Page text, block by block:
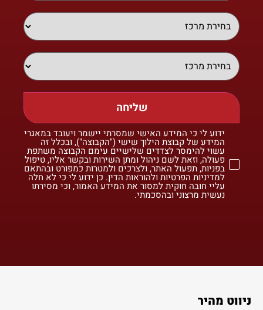
שליחה
ידוע לי כי המידע האישי שמסרתי יישמר ויעובד במאגרי
המידע של קבוצת הילוך שישי ("הקבוצה"), ובכלל זה
עשוי להימסר לצדדים שלישיים עימם הקבוצה משתפת
פעולה, וזאת לשם ניהול ומתן השירות ובקשר אליו, טיפול
בפניות, תפעול האתר, ולצרכים ולמטרות כמפורט ובהתאם
למדיניות הפרטיות ולהוראות הדין. כן ידוע לי כי לא חלה
עליי חובה חוקית למסור את המידע האמור, וכי מסירתו
נעשית מרצוני ובהסכמתי.
ניווט מהיר